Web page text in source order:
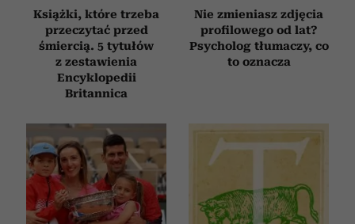
Książki, które trzeba
przeczytać przed
śmiercią. 5 tytułów
z zestawienia
Encyklopedii
Britannica
Nie zmieniasz zdjęcia
profilowego od lat?
Psycholog tłumaczy, co
to oznacza